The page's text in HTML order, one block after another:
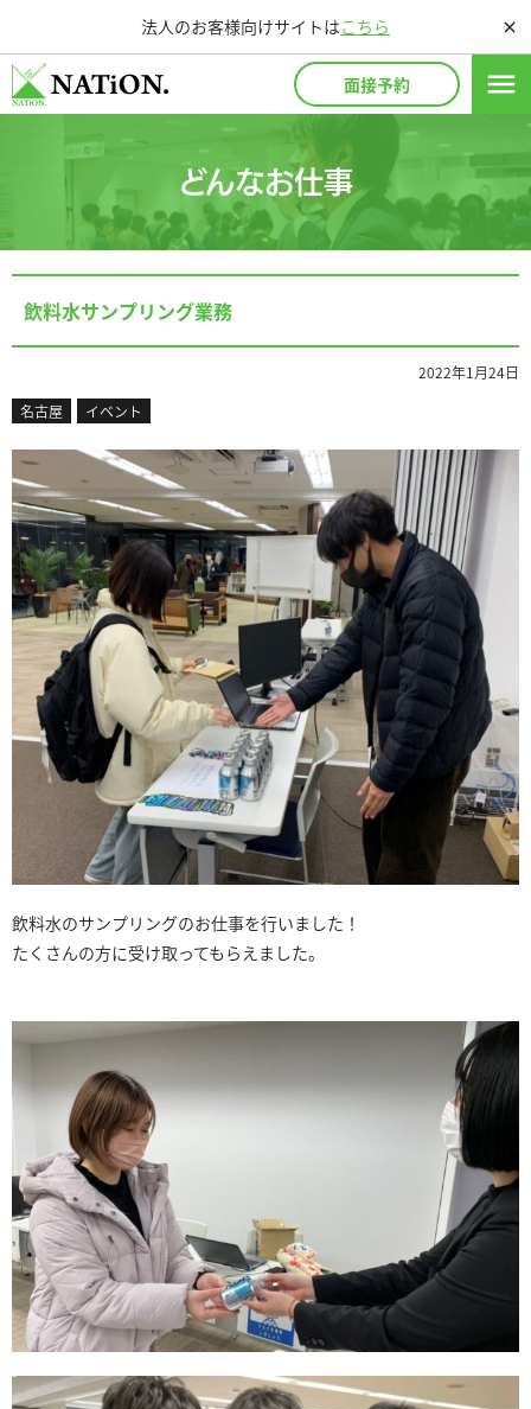
法人のお客様向けサイトはこちら close
面接予約 menu
どんなお仕事
飲料水サンプリング業務
2022年1月24日
名古屋
イベント
飲料水のサンプリングのお仕事を行いました！
たくさんの方に受け取ってもらえました。